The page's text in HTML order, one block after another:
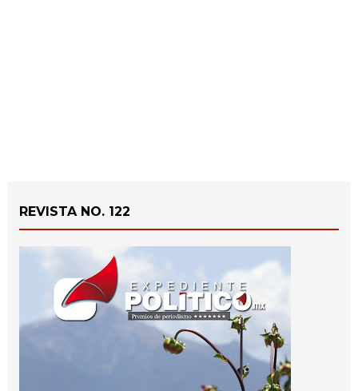
REVISTA NO. 122